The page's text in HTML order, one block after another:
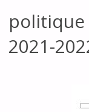
2021-